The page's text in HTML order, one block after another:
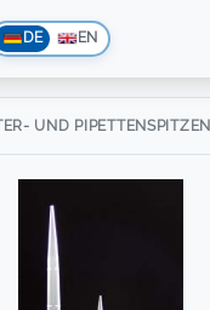
DE EN
UND PIPETTENSPITZEN